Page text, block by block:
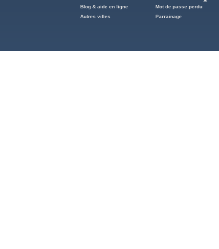
Blog & aide en ligne
Autres villes
Mot de passe perdu
Parrainage